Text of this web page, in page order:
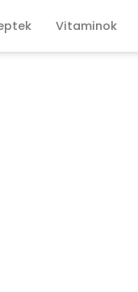
Vitaminok